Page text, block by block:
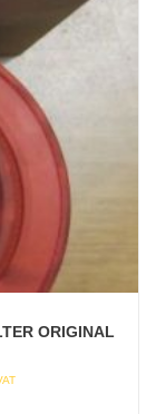
ORIGINAL